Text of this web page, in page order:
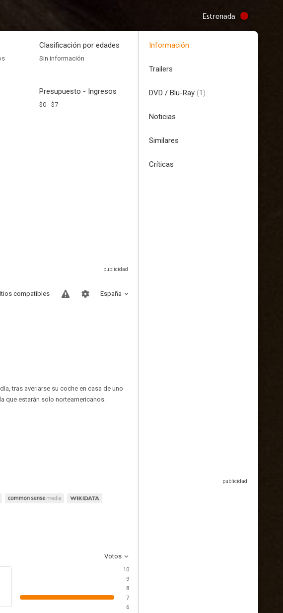
Estrenada
Clasificación por edades
Sin información
Presupuesto - Ingresos
$0 - $7
España
compatibles
tras averiarse su coche en casa de uno
que estarán solo norteamericanos.
Votos
10
9
8
7
6
Información
Trailers
DVD / Blu-Ray (1)
Noticias
Similares
Críticas